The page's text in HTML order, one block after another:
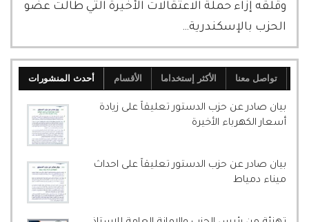
وقلقه إزاء حملة الاعتقالات الأخيرة التي طالت عضو
الحزب بالإسكندرية…
أحدث المنشورات الأقسام الأكثر إستخداما تواصل معنا
بيان صادر عن حزب الدستور تعليقاً على زيادة
أسعار الكهرباء الأخيرة
بيان صادر عن حزب الدستور تعليقاً على احداث
ميناء دمياط